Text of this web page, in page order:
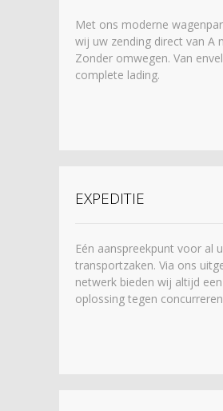
Met ons moderne
wij uw zending direct van A
Zonder omwegen. Van
complete lading.
EXPEDITIE
Eén aanspreekpunt voor al
transportzaken. Via ons
netwerk bieden wij altijd
oplossing tegen